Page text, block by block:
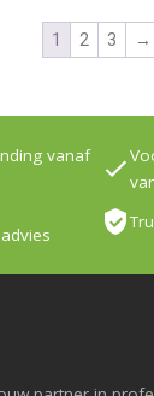
1 2 3 →
vanaf